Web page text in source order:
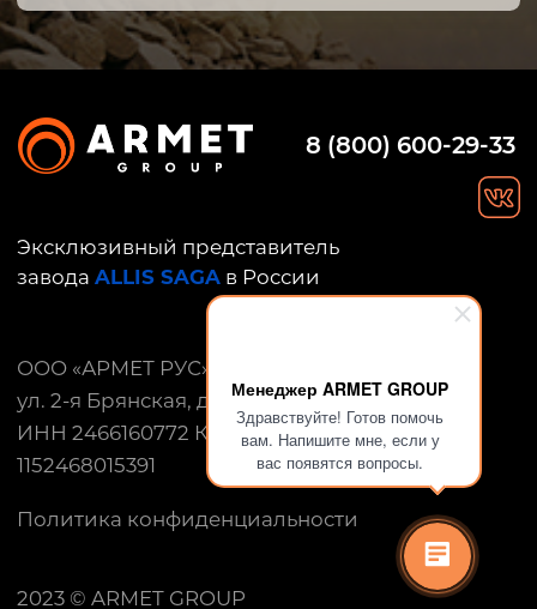
Менеджер ARMET GROUP
Здравствуйте! Готов помочь
вам. Напишите мне, если у
вас появятся вопросы.